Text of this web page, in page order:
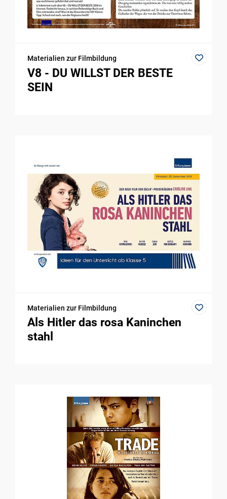
Materialien zur Filmbildung
V8 - DU WILLST DER BESTE
SEIN
Materialien zur Filmbildung
Als Hitler das rosa Kaninchen
stahl